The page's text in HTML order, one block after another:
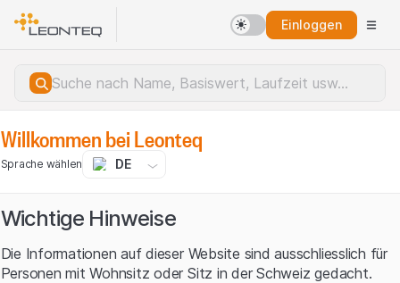
Einloggen
Willkommen bei Leonteq
Sprache wählen DE
Wichtige Hinweise
Die Informationen auf dieser Website sind ausschliesslich für
Personen mit Wohnsitz oder Sitz in der Schweiz gedacht.